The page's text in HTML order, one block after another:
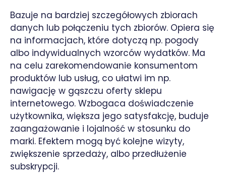
Bazuje na bardziej szczegółowych zbiorach
danych lub połączeniu tych zbiorów. Opiera się
na informacjach, które dotyczą np. pogody
albo indywidualnych wzorców wydatków. Ma
na celu zarekomendowanie konsumentom
produktów lub usług, co ułatwi im np.
nawigację w gąszczu oferty sklepu
internetowego. Wzbogaca doświadczenie
użytkownika, większa jego satysfakcję, buduje
zaangażowanie i lojalność w stosunku do
marki. Efektem mogą być kolejne wizyty,
zwiększenie sprzedaży, albo przedłużenie
subskrypcji.